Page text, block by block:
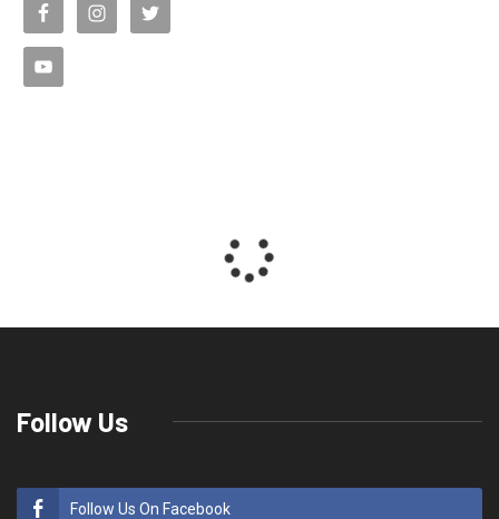
Follow Us
Follow Us On Facebook